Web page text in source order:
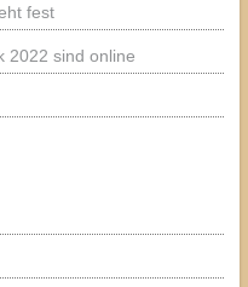
fest
2022 sind online